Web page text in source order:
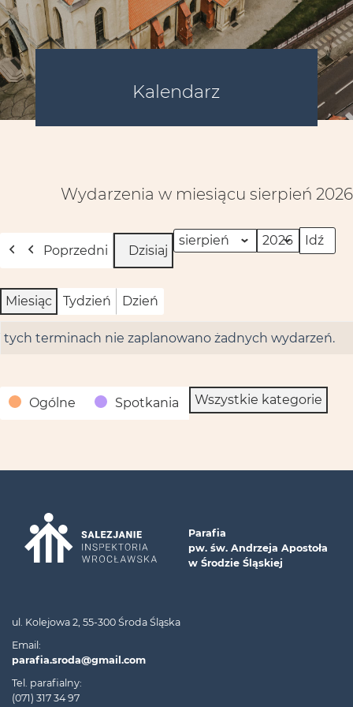
Kalendarz
Wydarzenia w miesiącu sierpień 2026
Poprzedni Dzisiaj Miesiąc
Rok
Miesiąc Tydzień Dzień
tych terminach nie zaplanowano żadnych wydarzeń.
Ogólne
Spotkania Wszystkie kategorie
Parafia
pw. św. Andrzeja Apostoła
w Środzie Śląskiej
ul. Kolejowa 2, 55-300 Środa Śląska
Email:
parafia.sroda@gmail.com
Tel. parafialny:
(071) 317 34 97